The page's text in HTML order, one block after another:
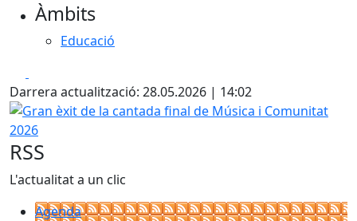
Àmbits
Educació
Darrera actualització: 28.05.2026 | 14:02
Gran èxit de la cantada final de Música i Comunitat 2026
RSS
L'actualitat a un clic
Agenda